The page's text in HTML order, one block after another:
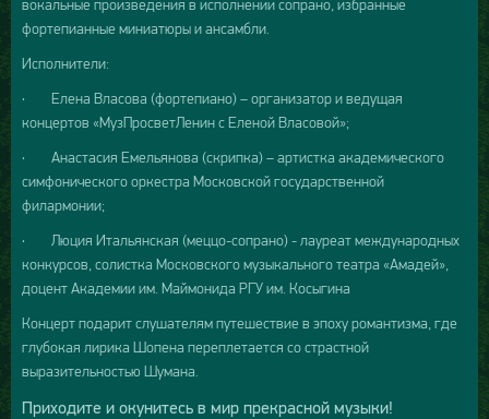
вокальные произведения в исполнении сопрано, избранные
фортепианные миниатюры и ансамбли.
Исполнители:
· Елена Власова (фортепиано) – организатор и ведущая
концертов «МузПросветЛенин с Еленой Власовой»;
· Анастасия Емельянова (скрипка) – артистка академического
симфонического оркестра Московской государственной
филармонии;
· Люция Итальянская (меццо-сопрано) - лауреат международных
конкурсов, солистка Московского музыкального театра «Амадей»,
доцент Академии им. Маймонида РГУ им. Косыгина
Концерт подарит слушателям путешествие в эпоху романтизма, где
глубокая лирика Шопена переплетается со страстной
выразительностью Шумана.
Приходите и окунитесь в мир прекрасной музыки!